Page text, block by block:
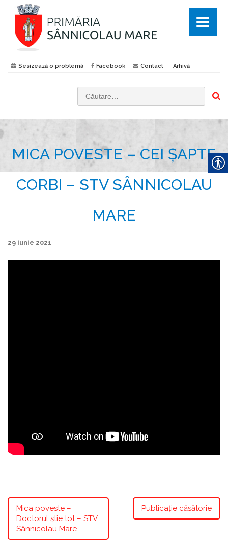
Sesizează o problemă Facebook Contact Arhivă
MICA POVESTE – CEI ȘAPTE
CORBI – STV SÂNNICOLAU
MARE
29 iunie 2021
Mica poveste –
Doctorul știe tot – STV
Sânnicolau Mare
Publicație căsătorie